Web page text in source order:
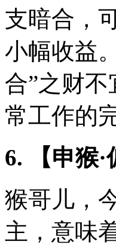
支暗合，
小幅收益
合”之财不
常工作的
6. 【申猴
猴哥儿，
主，意味